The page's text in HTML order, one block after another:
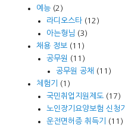
예능 (2)
라디오스타(12)
아는형님 (3)
채용 정보 (11)
공무원
(11)
공무원 공채 (11)
체험기
(1)
국민취업지원제도(17)
노인장기요양보험 신청기
운전면허증 취득기
(11)